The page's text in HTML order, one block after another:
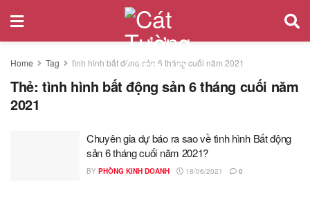
Home Tag tình hình bất động sản 6 tháng cuối năm 2021
Thẻ: tình hình bất động sản 6 tháng cuối năm
2021
Chuyên gia dự báo ra sao về tình hình Bất động
sản 6 tháng cuối năm 2021?
BY PHÒNG KINH DOANH 18/06/2021 0